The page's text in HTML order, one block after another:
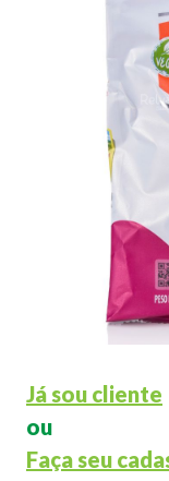
Já sou cliente
ou
Faça seu